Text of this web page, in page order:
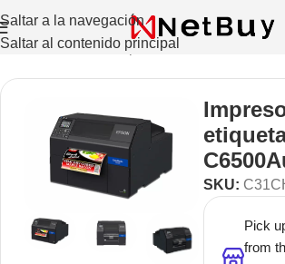
Saltar a la navegación
Saltar al contenido principal
Credenciales/Impresoras de
SKU:
Pick
from